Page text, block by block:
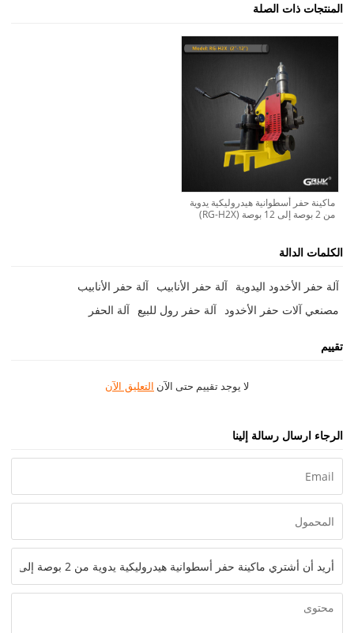
المنتجات ذات الصلة
ماكينة حفر أسطوانية هيدروليكية يدوية
من 2 بوصة إلى 12 بوصة (RG-H2X)
الكلمات الدالة
آلة حفر الأخدود اليدوية آلة حفر الأنابيب
آلة حفر الأنابيب
مصنعي آلات حفر الأخدود آلة حفر رول للبيع آلة الحفر
تقييم
لا يوجد تقييم حتى الآن التعليق الآن
الرجاء ارسال رسالة إلينا